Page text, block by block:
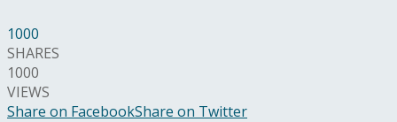
1000
SHARES
1000
VIEWS
Share on FacebookShare on Twitter